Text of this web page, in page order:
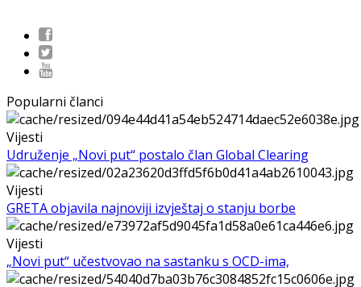
Popularni članci
Vijesti
Udruženje „Novi put“ postalo član Global Clearing
Vijesti
GRETA objavila najnoviji izvještaj o stanju borbe
Vijesti
„Novi put“ učestvovao na sastanku s OCD-ima,